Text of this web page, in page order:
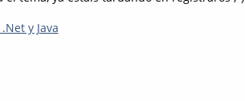
y Java